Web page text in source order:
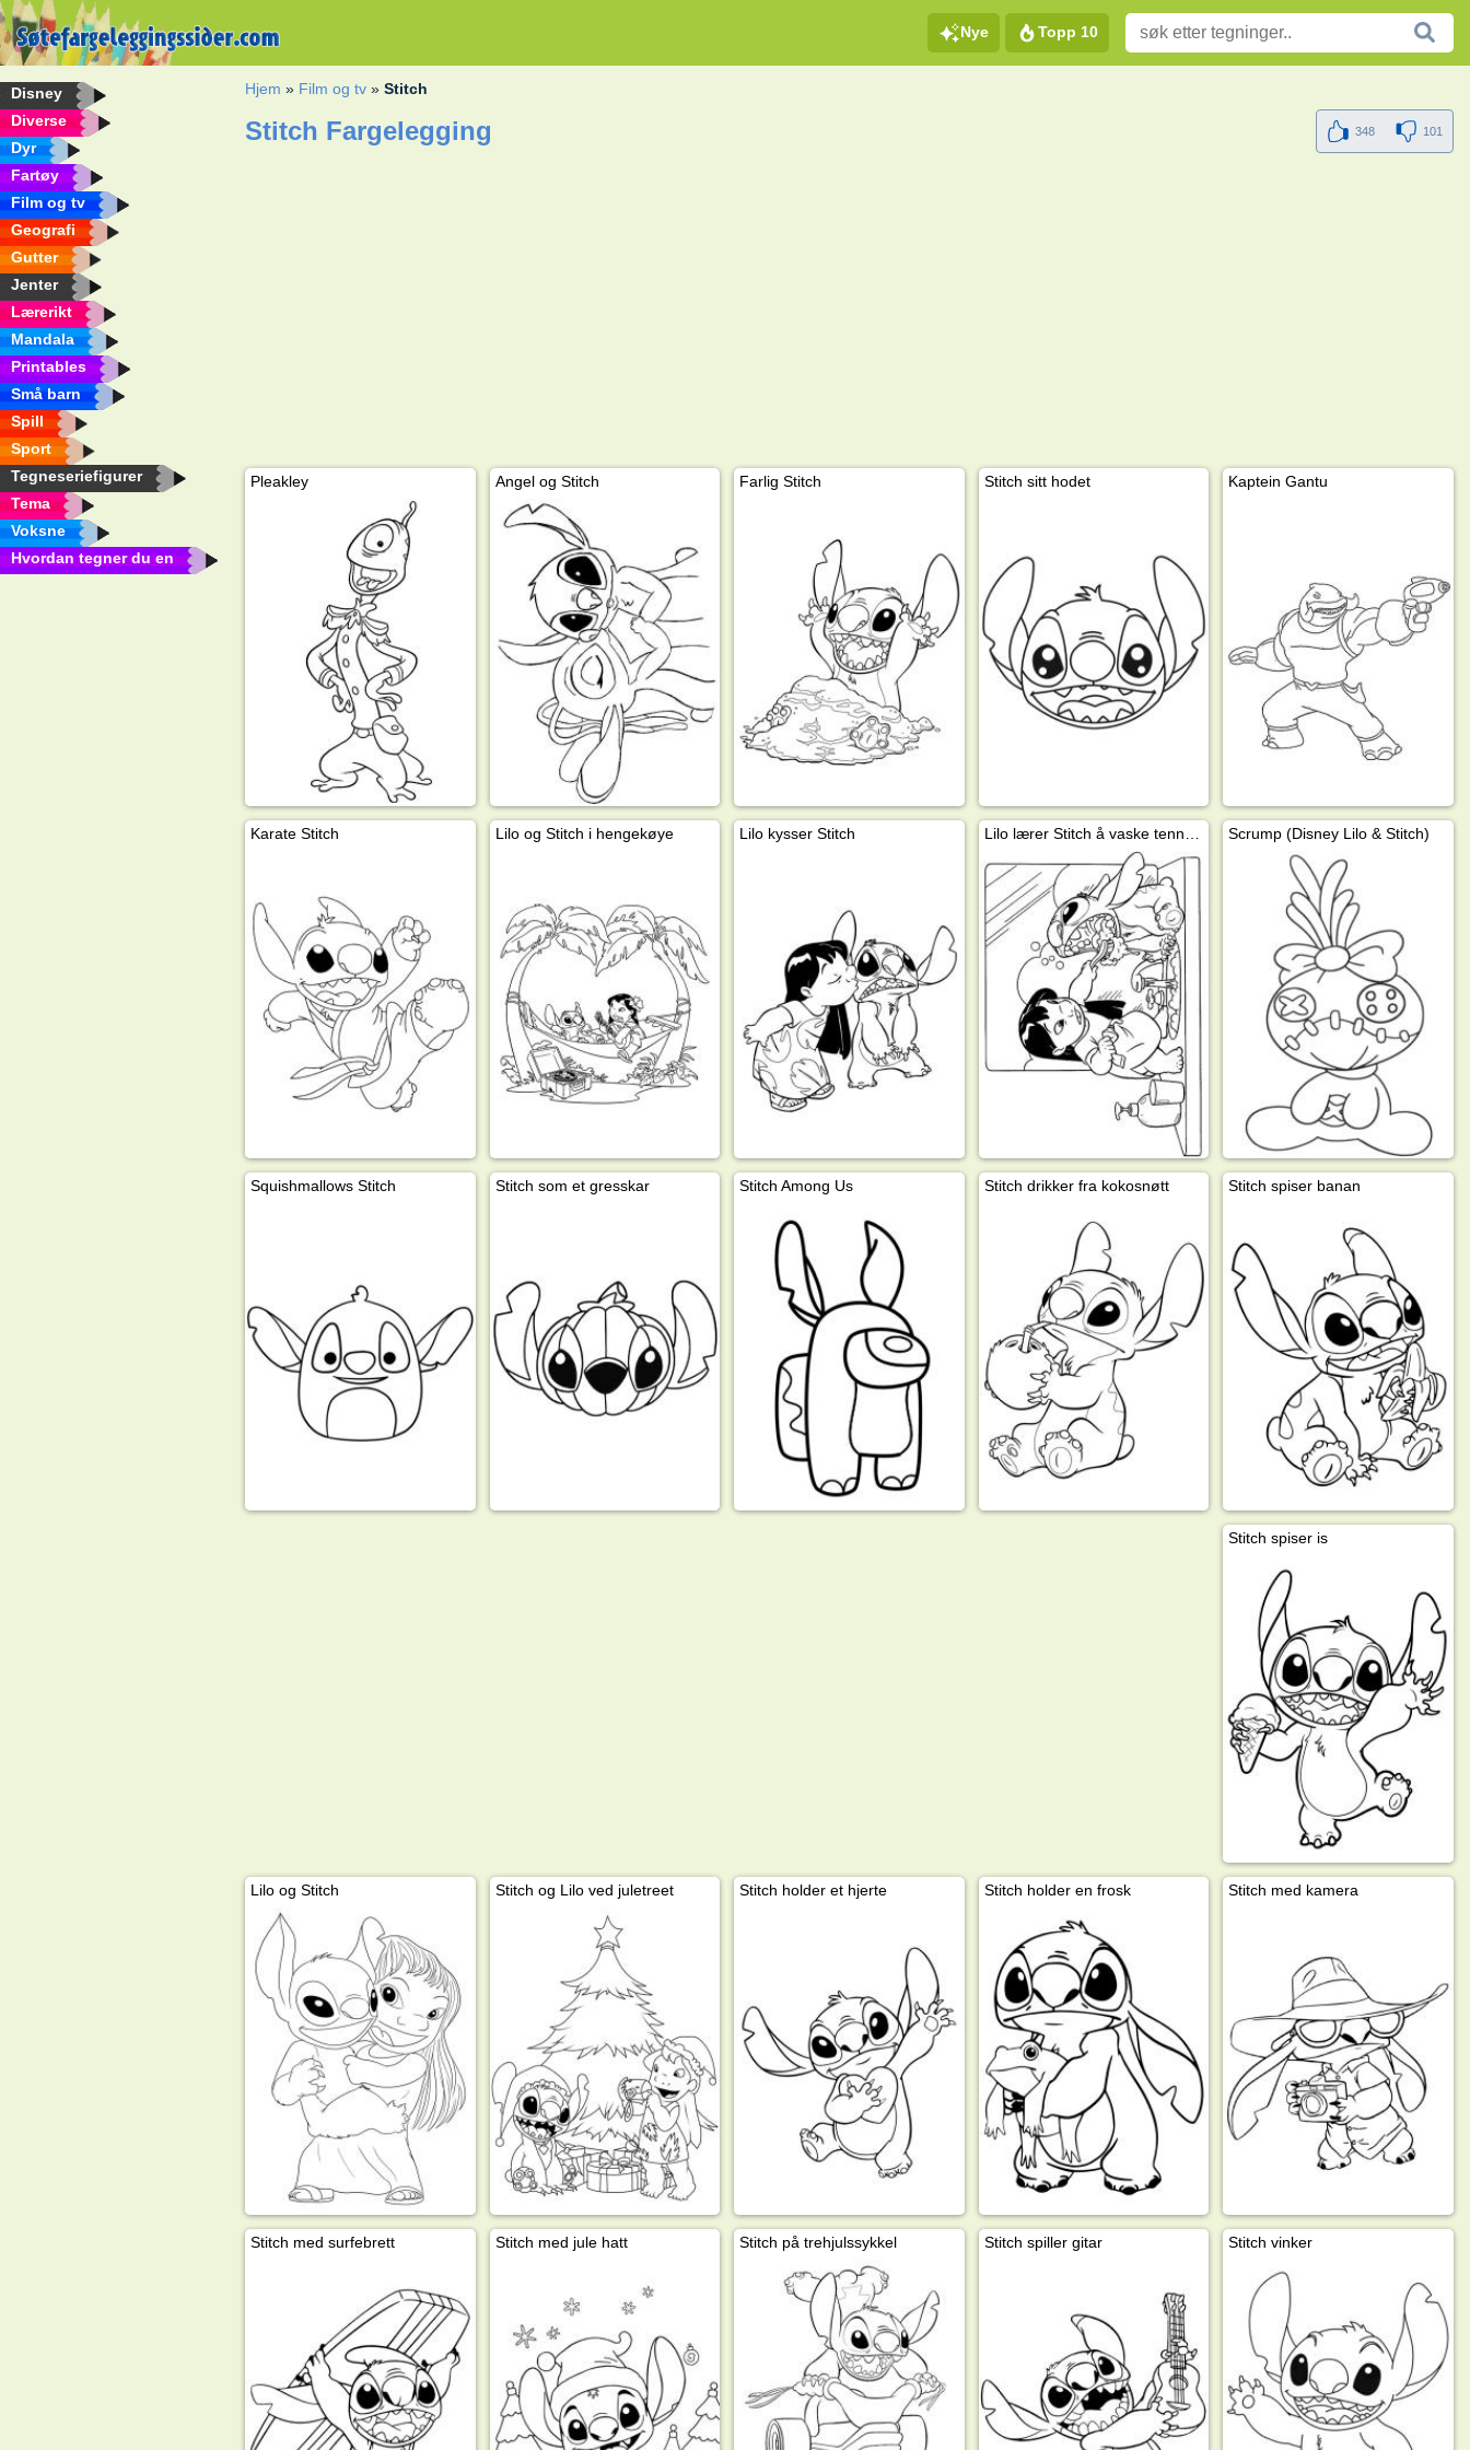
Nye Topp 10
Disney
Diverse
Dyr
Fartøy
Film og tv
Geografi
Gutter
Jenter
Lærerikt
Mandala
Printables
Små barn
Spill
Sport
Tegneseriefigurer
Tema
Voksne
Hvordan tegner du en
Hjem » Film og tv »Stitch
Stitch Fargelegging 348 101
Pleakley Angel og Stitch Farlig Stitch Stitch sitt hodet Kaptein Gantu
Karate Stitch Lilo og Stitch i hengekøye Lilo kysser Stitch Scrump (Disney Lilo & Stitch)
Squishmallows Stitch Stitch som et gresskar Stitch Among Us Stitch drikker fra kokosnøtt Stitch spiser banan
Stitch spiser is
Lilo og Stitch Stitch og Lilo ved juletreet Stitch holder et hjerte Stitch holder en frosk Stitch med kamera
Stitch med surfebrett Stitch med jule hatt Stitch på trehjulssykkel Stitch spiller gitar Stitch vinker